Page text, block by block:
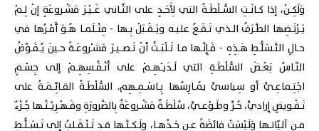
وَلَكِـنْ، إذا كـانَـتِ السُّـلْطَـةُ التي لِأَحَـدٍ على الثّـاني غَـيْـرَ مَشْـروعَةٍ إنْ لِـمْ
يَـرْتَـضِها الطَّـرَفُ الـذي تَـقَـعُ عليـه ويَـقْـبَلْ بِـها - مِثْـلَمـا هُـوَ أَمْـرُها في
حـالِ التَّـسَلُّـطِ هَـذِهِ - فَـإِنَّـها مـا تَـلْبَـثُ أنْ تَـصـيـرَ مَشـْروعَـةً حـينَ يُـفَـوِّضُ
النّـاسُ بَعْـضَ السُّلْطَـةِ التي لَـدَيـْهِـمْ على أَنْـفُـسِهِـمْ إلى جِسْـمٍ
اجْتِـماعِـيٍّ أو سِياسيٍّ يُمـارِسُها بِـاسْـمِـهِم. السُّلْطَـةُ القـائِـمَـةُ على
تَـفْـويضٍ إِراديٍّ، حُـرٍّ وطَـوْعـيٍّ، سُلْطَـةٌ مَشْـروعَةٌ بِالضَّرورَةِ وقَـهْـرِيَّـتُـها جُـزْءٌ
مـن آلِيّاتِـها وَلَيْسَتْ فائِضَةً عـن حَـدِّهـا، ولَـكِـنَّـها قـد تَـنْـقَـلِبُ إلى تَـسَـلُّـطٍ